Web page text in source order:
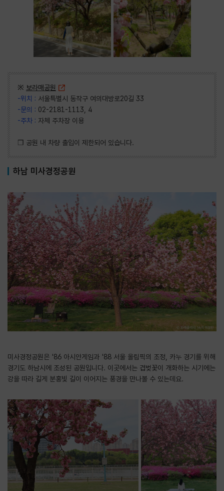
※ 보라매공원
-위치 : 서울특별시 동작구 여의대방로20길 33
-문의 : 02-2181-1113, 4
-주차 : 자체 주차장 이용
❒ 공원 내 차량 출입이 제한되어 있습니다.
하남 미사경정공원
미사경정공원은 '86 아시안게임과 '88 서울 올림픽의 조정, 카누 경기를 위해
경기도 하남시에 조성된 공원입니다. 이곳에서는 겹벚꽃이 개화하는 시기에는
강을 따라 길게 분홍빛 길이 이어지는 풍경을 만나볼 수 있는데요.